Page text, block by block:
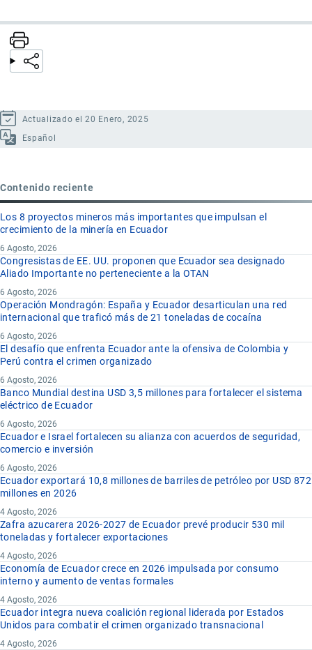
Actualizado el 20 Enero, 2025
Español
Contenido reciente
Los 8 proyectos mineros más importantes que impulsan el
crecimiento de la minería en Ecuador
6 Agosto, 2026
Congresistas de EE. UU. proponen que Ecuador sea designado
Aliado Importante no perteneciente a la OTAN
6 Agosto, 2026
Operación Mondragón: España y Ecuador desarticulan una red
internacional que traficó más de 21 toneladas de cocaína
6 Agosto, 2026
El desafío que enfrenta Ecuador ante la ofensiva de Colombia y
Perú contra el crimen organizado
6 Agosto, 2026
Banco Mundial destina USD 3,5 millones para fortalecer el sistema
eléctrico de Ecuador
6 Agosto, 2026
Ecuador e Israel fortalecen su alianza con acuerdos de seguridad,
comercio e inversión
6 Agosto, 2026
Ecuador exportará 10,8 millones de barriles de petróleo por USD 872
millones en 2026
4 Agosto, 2026
Zafra azucarera 2026-2027 de Ecuador prevé producir 530 mil
toneladas y fortalecer exportaciones
4 Agosto, 2026
Economía de Ecuador crece en 2026 impulsada por consumo
interno y aumento de ventas formales
4 Agosto, 2026
Ecuador integra nueva coalición regional liderada por Estados
Unidos para combatir el crimen organizado transnacional
4 Agosto, 2026